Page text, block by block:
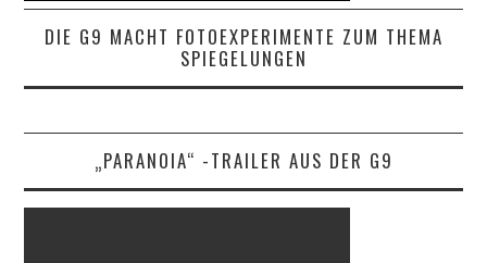
DIE G9 MACHT FOTOEXPERIMENTE ZUM THEMA
SPIEGELUNGEN
„PARANOIA“ -TRAILER AUS DER G9